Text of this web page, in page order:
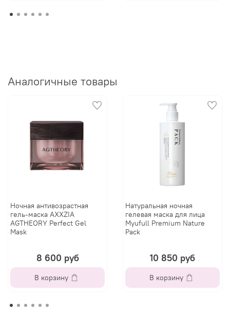
Аналогичные товары
Ночная антивозрастная
гель-маска AXXZIA
AGTHEORY Perfect Gel
Mask
8 600 руб
В корзину
Натуральная ночная
гелевая маска для лица
Myufull Premium Nature
Pack
10 850 руб
В корзину